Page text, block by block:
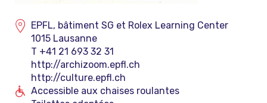
EPFL, bâtiment SG et Rolex Learning Center
1015 Lausanne
T +41 21 693 32 31
http://archizoom.epfl.ch
http://culture.epfl.ch
Accessible aux chaises roulantes